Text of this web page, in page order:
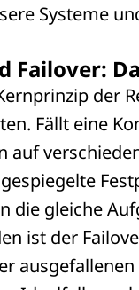
Systeme
Failover:
der
Fällt eine
auf
die gleiche
ist der